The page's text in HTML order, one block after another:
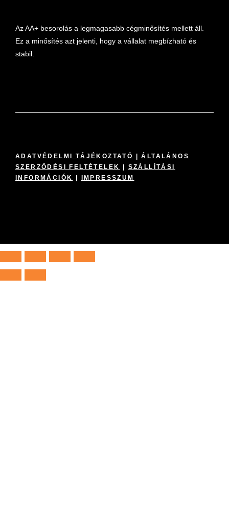
Az AA+ besorolás a legmagasabb cégminősítés mellett áll.
Ez a minősítés azt jelenti, hogy a vállalat megbízható és
stabil.
ADATVÉDELMI TÁJÉKOZTATÓ |ÁLTALÁNOS
SZERZŐDÉSI FELTÉTELEK
SZÁLLÍTÁSI
INFORMÁCIÓK
IMPRESSZUM